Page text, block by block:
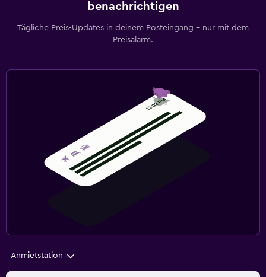
benachrichtigen
Tägliche Preis-Updates in deinem Posteingang – nur mit dem
Preisalarm.
Anmietstation